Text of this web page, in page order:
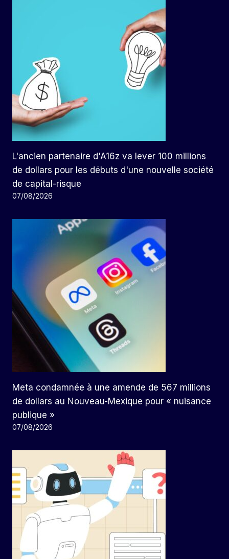
L'ancien partenaire d'A16z va lever 100 millions
de dollars pour les débuts d'une nouvelle société
de capital-risque
07/08/2026
Meta condamnée à une amende de 567 millions
de dollars au Nouveau-Mexique pour « nuisance
publique »
07/08/2026